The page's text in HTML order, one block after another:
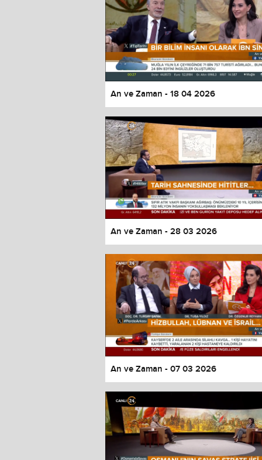
An ve Zaman - 18 04 2026
An ve Zaman - 28 03 2026
An ve Zaman - 07 03 2026